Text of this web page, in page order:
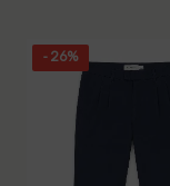
- 26%